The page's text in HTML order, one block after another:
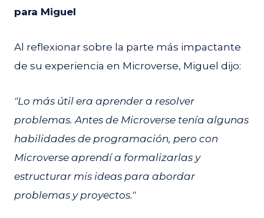
para Miguel
Al reflexionar sobre la parte más impactante
de su experiencia en Microverse, Miguel dijo:
"Lo más útil era aprender a resolver
problemas. Antes de Microverse tenía algunas
habilidades de programación, pero con
Microverse aprendí a formalizarlas y
estructurar mis ideas para abordar
problemas y proyectos."